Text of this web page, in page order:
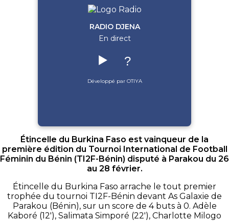
RADIO DJENA
En direct
▶️ ?
Développé par OTIYA
Étincelle du Burkina Faso est vainqueur de la
première édition du Tournoi International de Football
Féminin du Bénin (TI2F-Bénin) disputé à Parakou du 26
au 28 février.
Étincelle du Burkina Faso arrache le tout premier
trophée du tournoi TI2F-Bénin devant As Galaxie de
Parakou (Bénin), sur un score de 4 buts à 0. Adèle
Kaboré (12′), Salimata Simporé (22′), Charlotte Milogo